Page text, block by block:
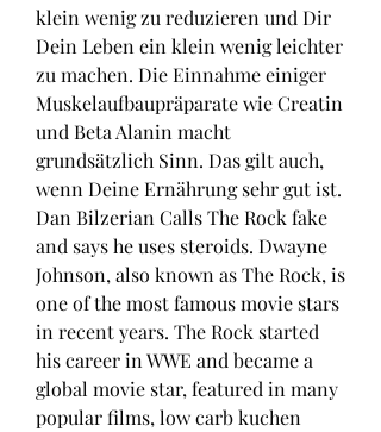
klein wenig zu reduzieren und Dir
Dein Leben ein klein wenig leichter
zu machen. Die Einnahme einiger
Muskelaufbaupräparate wie Creatin
und Beta Alanin macht
grundsätzlich Sinn. Das gilt auch,
Dan Bilzerian Calls The Rock fake
and says he uses steroids. Dwayne
Johnson, also known as The Rock, is
one of the most famous movie stars
in recent years. The Rock started
his career in WWE and became a
global movie star, featured in many
popular films, low carb kuchen